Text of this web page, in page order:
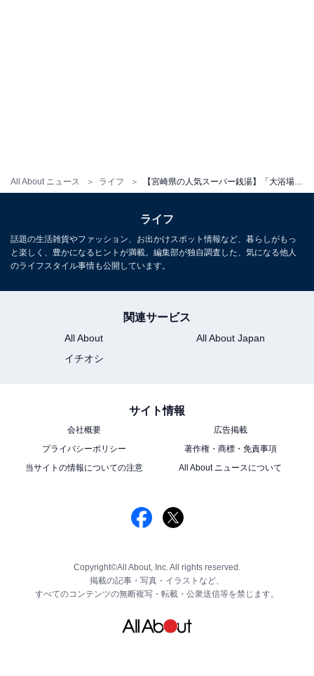
All About ニュース ライフ
ライフ
話題の生活雑貨やファッション、お出かけスポット情報など、暮らしがもっ
と楽しく、豊かになるヒントが満載。編集部が独自調査した、気になる他人
のライフスタイル事情も公開しています。
関連サービス
All About
All About Japan
イチオシ
サイト情報
会社概要
広告掲載
プライバシーポリシー
著作権・商標・免責事項
当サイトの情報についての注意
All About ニュースについて
Copyright©All About, Inc. All rights reserved.
掲載の記事・写真・イラストなど、
すべてのコンテンツの無断複写・転載・公衆送信等を禁じます。